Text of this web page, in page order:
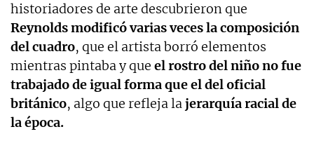
historiadores de arte descubrieron que
Reynolds modificó varias veces la composición
del cuadro, que el artista borró elementos
mientras pintaba y que el rostro del niño no fue
trabajado de igual forma que el del oficial
británico, algo que refleja lajerarquía racial de
la época.